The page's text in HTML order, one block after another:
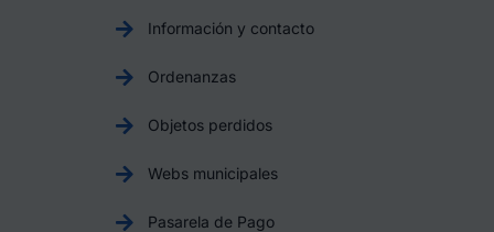
Información y contacto
Ordenanzas
Objetos perdidos
Webs municipales
Pasarela de Pago